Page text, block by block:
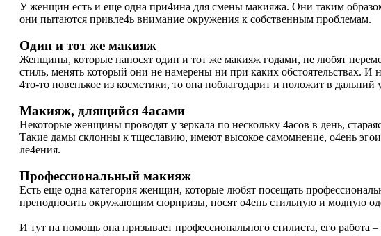
У женщин есть и еще одна при4ина для смены макияжа. Они таким
они пытаются привле4ь внимание окружения к собственным проблемам.
Один и тот же макияж
Женщины, которые наносят один и тот же макияж годами, не любят
стиль, менять который они не намерены ни при каких обстоятельствах. И
4то-то новенькое из косметики, то она поблагодарит и положит в
Макияж, длящийся 4асами
Некоторые женщины проводят у зеркала по нескольку 4асов в день,
Такие дамы склонны к тщеславию, имеют высокое самомнение, о4ень
ле4ения.
Профессиональный макияж
Есть еще одна категория женщин, которые любят посещать
преподносить окружающим сюрпризы, носят о4ень стильную и модную
И тут на помощь она призывает профессионального стилиста, его работа